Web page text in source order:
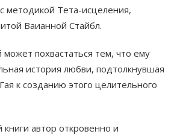
методикой Тета-исцеления,
Ваианной Стайбл.
похвастаться тем, что ему
история любви, подтолкнувшая
к созданию этого целительного
автор откровенно и